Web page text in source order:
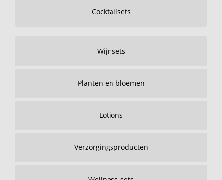
Cocktailsets
Wijnsets
Planten en bloemen
Lotions
Verzorgingsproducten